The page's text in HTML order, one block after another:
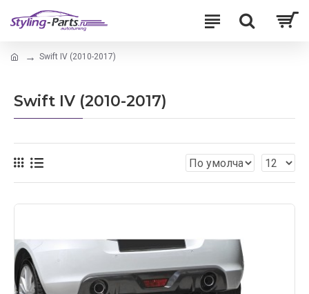
Swift IV (2010-2017)
Swift IV (2010-2017)